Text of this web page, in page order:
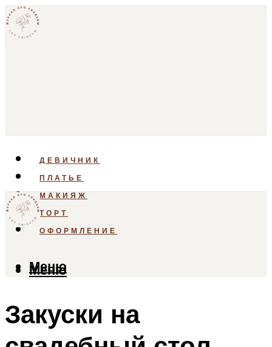
ДЕВИЧНИК
ПЛАТЬЕ
МАКИЯЖ
ТОРТ
ОФОРМЛЕНИЕ
Меню
Меню
Закуски на